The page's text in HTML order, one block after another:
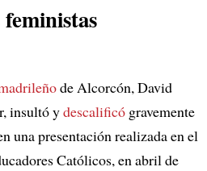
de Alcorcón, David
insultó ydescalificógravemente
una presentación realizada en el
Católicos, en abril de